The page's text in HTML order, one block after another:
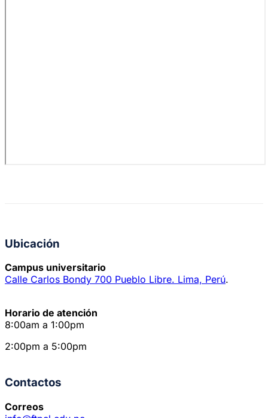
Ubicación
Campus universitario
Calle Carlos Bondy 700 Pueblo Libre. Lima, Perú.
Horario de atención
8:00am a 1:00pm
2:00pm a 5:00pm
Contactos
Correos